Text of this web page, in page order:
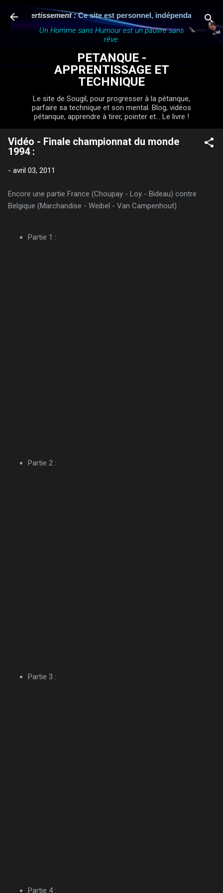
Accéder au contenu principal
: Ce site est personnel, indépendant et n'a
Un Homme sans Humour est un pauvre sans
rêve.
PETANQUE -
APPRENTISSAGE ET
TECHNIQUE
Le site de Sougil, pour progresser à la pétanque,
parfaire sa technique et son mental. Blog, vidéos
pétanque, apprendre à tirer, pointer et... Le livre !
Vidéo - Finale championnat du monde
1994 :
- avril 03, 2011
Encore une partie France (Choupay - Loy - Bideau) contre
Belgique (Marchandise - Weibel - Van Campenhout) :
Partie 1 :
Partie 2 :
Partie 3 :
Partie 4 :